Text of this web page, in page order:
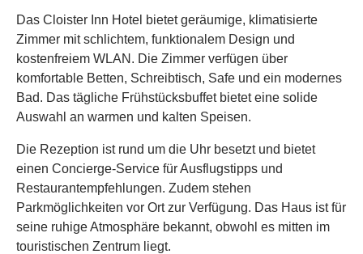
Das Cloister Inn Hotel bietet geräumige, klimatisierte
Zimmer mit schlichtem, funktionalem Design und
kostenfreiem WLAN. Die Zimmer verfügen über
komfortable Betten, Schreibtisch, Safe und ein modernes
Bad. Das tägliche Frühstücksbuffet bietet eine solide
Auswahl an warmen und kalten Speisen.
Die Rezeption ist rund um die Uhr besetzt und bietet
einen Concierge-Service für Ausflugstipps und
Restaurantempfehlungen. Zudem stehen
Parkmöglichkeiten vor Ort zur Verfügung. Das Haus ist für
seine ruhige Atmosphäre bekannt, obwohl es mitten im
touristischen Zentrum liegt.